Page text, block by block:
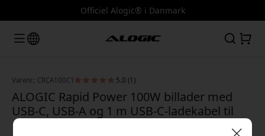
Officiel Alogic® i Danmark
Varenr.: CRCA100C1 5.0 (1)
ALOGIC Rapid Power 100W billader med
USB-C, USB-A og 1 m USB-C-ladekabel til
12–24 V-biludtag - Sort